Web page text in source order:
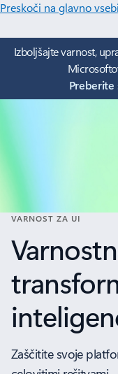
Preskoči na glavno
Izboljšajte varnost,
Preberite
VARNOST ZA UI
Zaščitite svoje